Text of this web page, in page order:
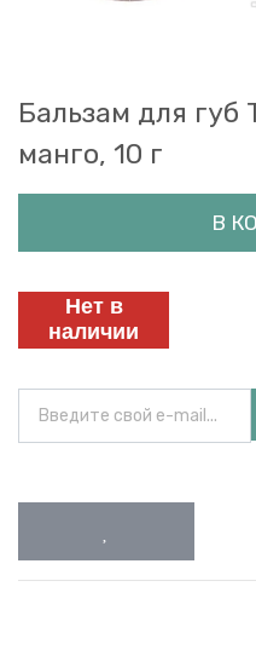
Бальзам для губ
манго, 10 г
В
Нет в
наличии